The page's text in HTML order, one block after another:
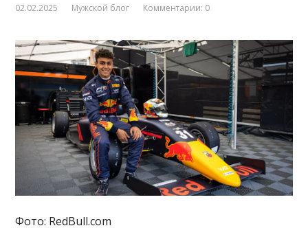
02.02.2025 Мужской блог Комментарии: 0
Фото: RedBull.com